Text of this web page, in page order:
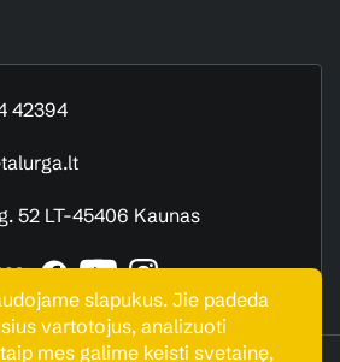
42394
52 LT-45406 Kaunas
slapukus. Jie padeda
vartotojus, analizuoti
mes galime keisti svetainę,